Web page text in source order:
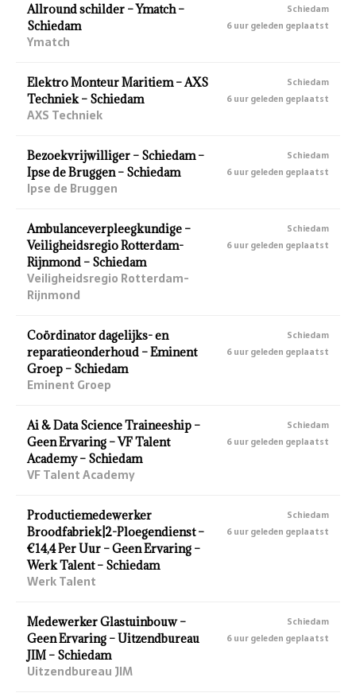
Allround schilder – Ymatch –
Schiedam
Ymatch
Schiedam
6 uur geleden geplaatst
Elektro Monteur Maritiem – AXS
Techniek – Schiedam
AXS Techniek
Schiedam
6 uur geleden geplaatst
Bezoekvrijwilliger – Schiedam –
Ipse de Bruggen – Schiedam
Ipse de Bruggen
Schiedam
6 uur geleden geplaatst
Ambulanceverpleegkundige –
Veiligheidsregio Rotterdam-
Rijnmond – Schiedam
Veiligheidsregio Rotterdam-
Rijnmond
Schiedam
6 uur geleden geplaatst
Coördinator dagelijks- en
reparatieonderhoud – Eminent
Groep – Schiedam
Eminent Groep
Schiedam
6 uur geleden geplaatst
Ai & Data Science Traineeship –
Geen Ervaring – VF Talent
Academy – Schiedam
VF Talent Academy
Schiedam
6 uur geleden geplaatst
Productiemedewerker
Broodfabriek|2-Ploegendienst –
€14,4 Per Uur – Geen Ervaring –
Werk Talent – Schiedam
Werk Talent
Schiedam
6 uur geleden geplaatst
Medewerker Glastuinbouw –
Geen Ervaring – Uitzendbureau
JIM – Schiedam
Uitzendbureau JIM
Schiedam
6 uur geleden geplaatst